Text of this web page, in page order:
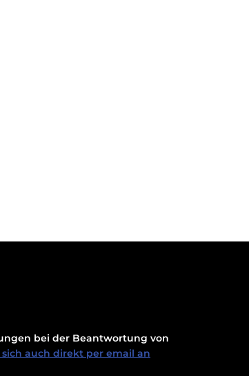
bei der Beantwortung von
auch direkt per email an